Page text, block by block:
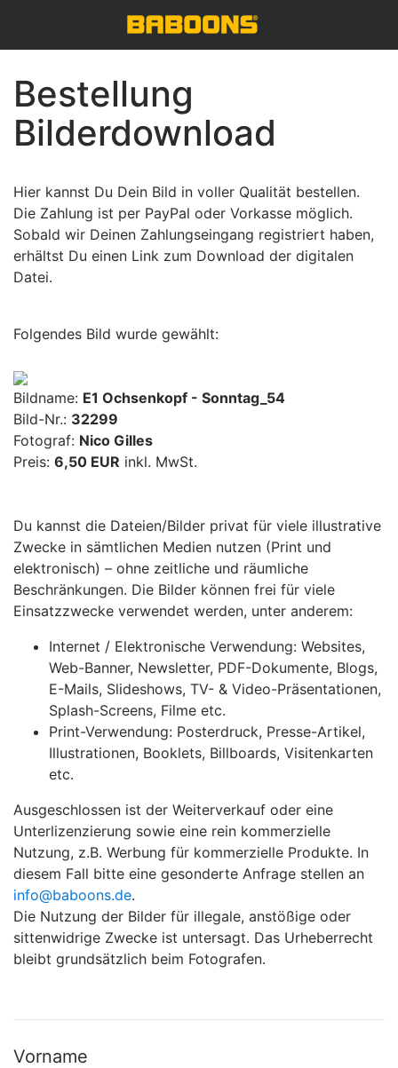
Bestellung
Bilderdownload
Hier kannst Du Dein Bild in voller Qualität bestellen.
Die Zahlung ist per PayPal oder Vorkasse möglich.
Sobald wir Deinen Zahlungseingang registriert haben,
erhältst Du einen Link zum Download der digitalen
Datei.
Folgendes Bild wurde gewählt:
Bildname: E1 Ochsenkopf - Sonntag_54
Bild-Nr.: 32299
Fotograf: Nico Gilles
Preis: 6,50 EUR inkl. MwSt.
Du kannst die Dateien/Bilder privat für viele illustrative
Zwecke in sämtlichen Medien nutzen (Print und
elektronisch) – ohne zeitliche und räumliche
Beschränkungen. Die Bilder können frei für viele
Einsatzzwecke verwendet werden, unter anderem:
Internet / Elektronische Verwendung: Websites,
Web-Banner, Newsletter, PDF-Dokumente, Blogs,
E-Mails, Slideshows, TV- & Video-Präsentationen,
Splash-Screens, Filme etc.
Print-Verwendung: Posterdruck, Presse-Artikel,
Illustrationen, Booklets, Billboards, Visitenkarten
etc.
Ausgeschlossen ist der Weiterverkauf oder eine
Unterlizenzierung sowie eine rein kommerzielle
Nutzung, z.B. Werbung für kommerzielle Produkte. In
diesem Fall bitte eine gesonderte Anfrage stellen an
info@baboons.de.
Die Nutzung der Bilder für illegale, anstößige oder
sittenwidrige Zwecke ist untersagt. Das Urheberrecht
bleibt grundsätzlich beim Fotografen.
Vorname